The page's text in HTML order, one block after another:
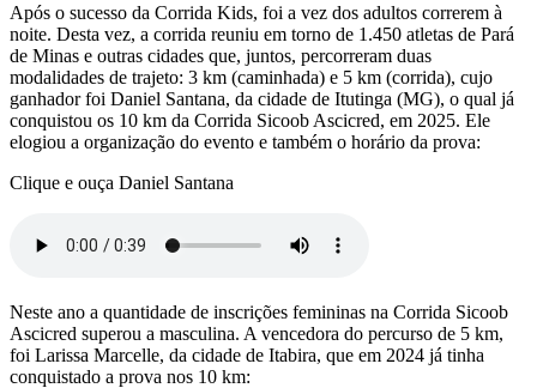
Após o sucesso da Corrida Kids, foi a vez dos adultos correrem à
noite. Desta vez, a corrida reuniu em torno de 1.450 atletas de Pará
de Minas e outras cidades que, juntos, percorreram duas
modalidades de trajeto: 3 km (caminhada) e 5 km (corrida), cujo
ganhador foi Daniel Santana, da cidade de Itutinga (MG), o qual já
conquistou os 10 km da Corrida Sicoob Ascicred, em 2025. Ele
elogiou a organização do evento e também o horário da prova:
Clique e ouça Daniel Santana
Neste ano a quantidade de inscrições femininas na Corrida Sicoob
Ascicred superou a masculina. A vencedora do percurso de 5 km,
foi Larissa Marcelle, da cidade de Itabira, que em 2024 já tinha
conquistado a prova nos 10 km: